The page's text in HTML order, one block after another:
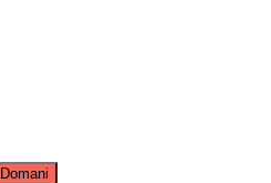
Domani